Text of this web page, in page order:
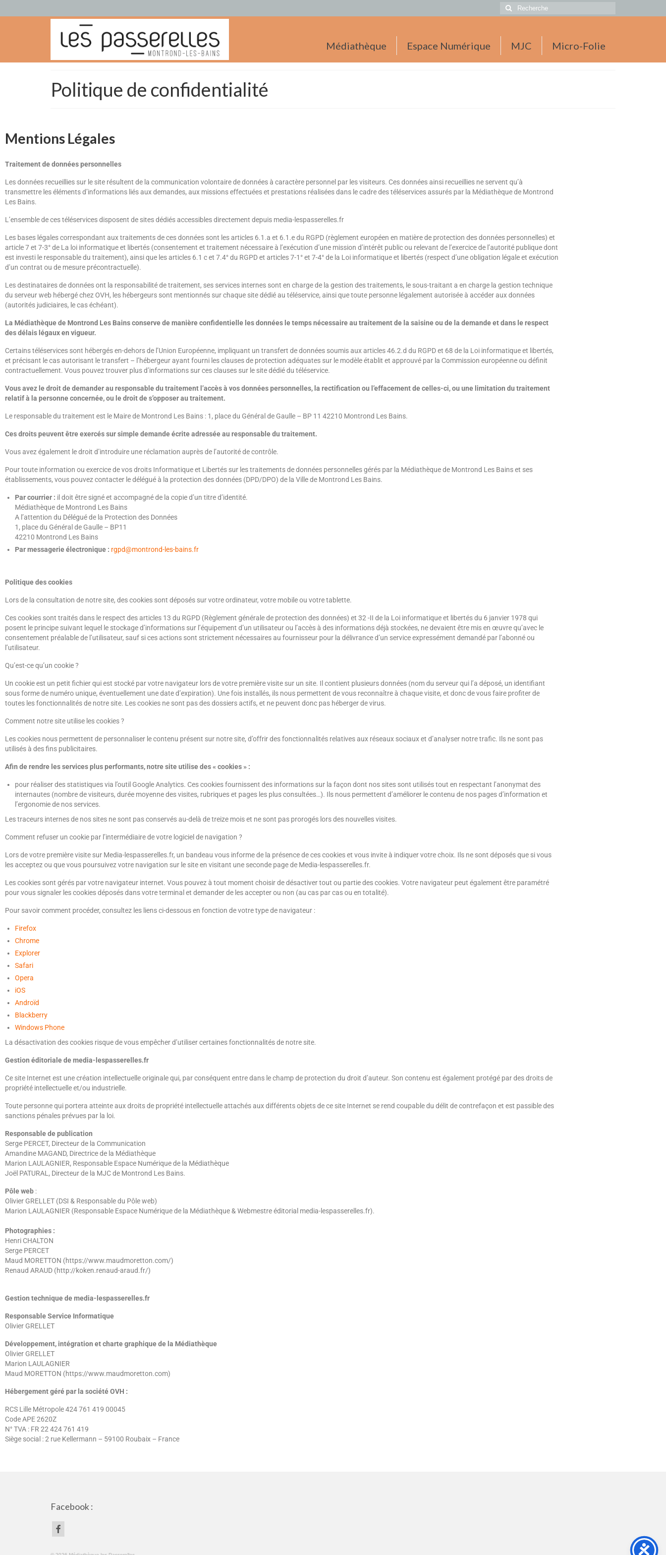
Médiathèque Espace Numérique MJC Micro-Folie
Politique de confidentialité
Mentions Légales
Traitement de données personnelles
Les données recueillies sur le site résultent de la communication volontaire de données à caractère personnel par les visiteurs. Ces données ainsi recueillies ne servent qu’à
transmettre les éléments d’informations liés aux demandes, aux missions effectuées et prestations réalisées dans le cadre des téléservices assurés par la Médiathèque de Montrond
Les Bains.
L’ensemble de ces téléservices disposent de sites dédiés accessibles directement depuis media-lespasserelles.fr
Les bases légales correspondant aux traitements de ces données sont les articles 6.1.a et 6.1.e du RGPD (règlement européen en matière de protection des données personnelles) et
article 7 et 7-3° de La loi informatique et libertés (consentement et traitement nécessaire à l’exécution d’une mission d’intérêt public ou relevant de l’exercice de l’autorité publique dont
est investi le responsable du traitement), ainsi que les articles 6.1 c et 7.4° du RGPD et articles 7-1° et 7-4° de la Loi informatique et libertés (respect d’une obligation légale et exécution
d’un contrat ou de mesure précontractuelle).
Les destinataires de données ont la responsabilité de traitement, ses services internes sont en charge de la gestion des traitements, le sous-traitant a en charge la gestion technique
du serveur web hébergé chez OVH, les hébergeurs sont mentionnés sur chaque site dédié au téléservice, ainsi que toute personne légalement autorisée à accéder aux données
(autorités judiciaires, le cas échéant).
La Médiathèque de Montrond Les Bains conserve de manière confidentielle les données le temps nécessaire au traitement de la saisine ou de la demande et dans le respect
des délais légaux en vigueur.
Certains téléservices sont hébergés en-dehors de l’Union Européenne, impliquant un transfert de données soumis aux articles 46.2.d du RGPD et 68 de la Loi informatique et libertés,
et précisant le cas autorisant le transfert – l’hébergeur ayant fourni les clauses de protection adéquates sur le modèle établit et approuvé par la Commission européenne ou définit
contractuellement. Vous pouvez trouver plus d’informations sur ces clauses sur le site dédié du téléservice.
Vous avez le droit de demander au responsable du traitement l’accès à vos données personnelles, la rectification ou l’effacement de celles-ci, ou une limitation du traitement
relatif à la personne concernée, ou le droit de s’opposer au traitement.
Le responsable du traitement est le Maire de Montrond Les Bains : 1, place du Général de Gaulle – BP 11 42210 Montrond Les Bains.
Ces droits peuvent être exercés sur simple demande écrite adressée au responsable du traitement.
Vous avez également le droit d’introduire une réclamation auprès de l’autorité de contrôle.
Pour toute information ou exercice de vos droits Informatique et Libertés sur les traitements de données personnelles gérés par la Médiathèque de Montrond Les Bains et ses
établissements, vous pouvez contacter le délégué à la protection des données (DPD/DPO) de la Ville de Montrond Les Bains.
Par courrier : il doit être signé et accompagné de la copie d’un titre d’identité.
Médiathèque de Montrond Les Bains
A l’attention du Délégué de la Protection des Données
1, place du Général de Gaulle – BP11
42210 Montrond Les Bains
Par messagerie électronique : rgpd@montrond-les-bains.fr
Politique des cookies
Lors de la consultation de notre site, des cookies sont déposés sur votre ordinateur, votre mobile ou votre tablette.
Ces cookies sont traités dans le respect des articles 13 du RGPD (Règlement générale de protection des données) et 32 -II de la Loi informatique et libertés du 6 janvier 1978 qui
posent le principe suivant lequel le stockage d’informations sur l’équipement d’un utilisateur ou l’accès à des informations déjà stockées, ne devaient être mis en œuvre qu’avec le
consentement préalable de l’utilisateur, sauf si ces actions sont strictement nécessaires au fournisseur pour la délivrance d’un service expressément demandé par l’abonné ou
l’utilisateur.
Qu’est-ce qu’un cookie ?
Un cookie est un petit fichier qui est stocké par votre navigateur lors de votre première visite sur un site. Il contient plusieurs données (nom du serveur qui l’a déposé, un identifiant
sous forme de numéro unique, éventuellement une date d’expiration). Une fois installés, ils nous permettent de vous reconnaître à chaque visite, et donc de vous faire profiter de
toutes les fonctionnalités de notre site. Les cookies ne sont pas des dossiers actifs, et ne peuvent donc pas héberger de virus.
Comment notre site utilise les cookies ?
Les cookies nous permettent de personnaliser le contenu présent sur notre site, d’offrir des fonctionnalités relatives aux réseaux sociaux et d’analyser notre trafic. Ils ne sont pas
utilisés à des fins publicitaires.
Afin de rendre les services plus performants, notre site utilise des « cookies » :
pour réaliser des statistiques via l’outil Google Analytics. Ces cookies fournissent des informations sur la façon dont nos sites sont utilisés tout en respectant l’anonymat des
internautes (nombre de visiteurs, durée moyenne des visites, rubriques et pages les plus consultées…). Ils nous permettent d’améliorer le contenu de nos pages d’information et
l’ergonomie de nos services.
Les traceurs internes de nos sites ne sont pas conservés au-delà de treize mois et ne sont pas prorogés lors des nouvelles visites.
Comment refuser un cookie par l’intermédiaire de votre logiciel de navigation ?
Lors de votre première visite sur Media-lespasserelles.fr, un bandeau vous informe de la présence de ces cookies et vous invite à indiquer votre choix. Ils ne sont déposés que si vous
les acceptez ou que vous poursuivez votre navigation sur le site en visitant une seconde page de Media-lespasserelles.fr.
Les cookies sont gérés par votre navigateur internet. Vous pouvez à tout moment choisir de désactiver tout ou partie des cookies. Votre navigateur peut également être paramétré
pour vous signaler les cookies déposés dans votre terminal et demander de les accepter ou non (au cas par cas ou en totalité).
Pour savoir comment procéder, consultez les liens ci-dessous en fonction de votre type de navigateur :
Firefox
Chrome
Explorer
Safari
Opera
iOS
Androïd
Blackberry
Windows Phone
La désactivation des cookies risque de vous empêcher d’utiliser certaines fonctionnalités de notre site.
Gestion éditoriale de media-lespasserelles.fr
Ce site Internet est une création intellectuelle originale qui, par conséquent entre dans le champ de protection du droit d’auteur. Son contenu est également protégé par des droits de
propriété intellectuelle et/ou industrielle.
Toute personne qui portera atteinte aux droits de propriété intellectuelle attachés aux différents objets de ce site Internet se rend coupable du délit de contrefaçon et est passible des
sanctions pénales prévues par la loi.
Responsable de publication
Serge PERCET, Directeur de la Communication
Amandine MAGAND, Directrice de la Médiathèque
Marion LAULAGNIER, Responsable Espace Numérique de la Médiathèque
Joël PATURAL, Directeur de la MJC de Montrond Les Bains.
Pôle web :
Olivier GRELLET (DSI & Responsable du Pôle web)
Marion LAULAGNIER (Responsable Espace Numérique de la Médiathèque & Webmestre éditorial media-lespasserelles.fr).
Photographies :
Henri CHALTON
Serge PERCET
Maud MORETTON (https://www.maudmoretton.com/)
Renaud ARAUD (http://koken.renaud-araud.fr/)
Gestion technique de media-lespasserelles.fr
Responsable Service Informatique
Olivier GRELLET
Développement, intégration et charte graphique de la Médiathèque
Olivier GRELLET
Marion LAULAGNIER
Maud MORETTON (https://www.maudmoretton.com)
Hébergement géré par la société OVH :
RCS Lille Métropole 424 761 419 00045
Code APE 2620Z
N° TVA : FR 22 424 761 419
Siège social : 2 rue Kellermann – 59100 Roubaix – France
Facebook :